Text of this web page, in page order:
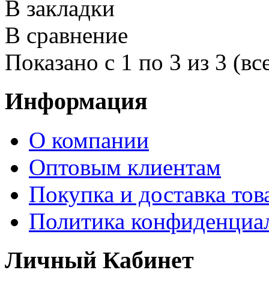
В закладки
В сравнение
Показано с 1 по 3 из 3
Информация
О компании
Оптовым клиентам
Покупка и доставка
Политика
Личный Кабинет